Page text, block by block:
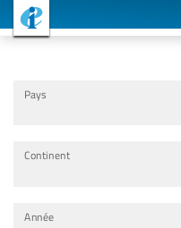
Pays
Continent
Année